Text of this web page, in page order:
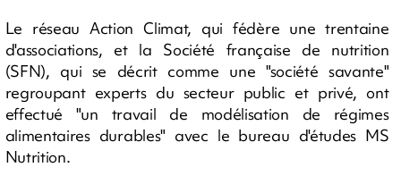
Le réseau Action Climat, qui fédère une trentaine
d'associations, et la Société française de nutrition
(SFN), qui se décrit comme une "société savante"
regroupant experts du secteur public et privé, ont
effectué "un travail de modélisation de régimes
alimentaires durables" avec le bureau d'études MS
Nutrition.